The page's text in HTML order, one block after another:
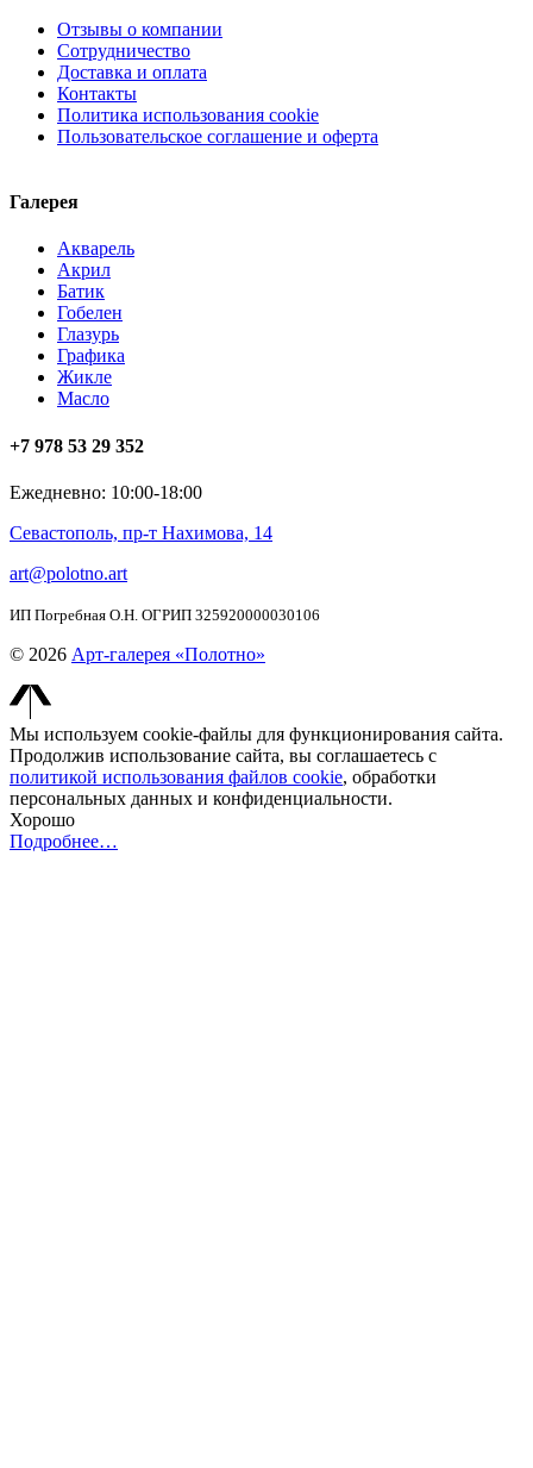
Отзывы о компании
Сотрудничество
Доставка и оплата
Контакты
Политика использования cookie
Пользовательское соглашение и оферта
Галерея
Акварель
Акрил
Батик
Гобелен
Глазурь
Графика
Жикле
Масло
+7 978 53 29 352
Ежедневно: 10:00-18:00
Севастополь, пр-т Нахимова, 14
art@polotno.art
ИП Погребная О.Н. ОГРИП 325920000030106
© 2026 Арт-галерея «Полотно»
Мы используем cookie-файлы для функционирования сайта.
Продолжив использование сайта, вы соглашаетесь с
политикой использования файлов cookie, обработки
персональных данных и конфиденциальности.
Хорошо
Подробнее…